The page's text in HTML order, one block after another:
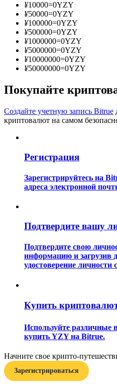
Наслаждайтесь
за копи-трейдинг
Информация
Гид
Руководство для
Торговые стратегии
¥10000=0YZY
¥50000=0YZY
¥100000=0YZY
¥500000=0YZY
¥1000000=0YZY
¥5000000=0YZY
¥10000000=0YZY
¥50000000=0YZY
Покупайте
Создайте учетную запись Bitrue
криптовалют на самом
Регистрация
Зарегистрируйтесь на
адреса электронной
Подтвердите вашу
Подтвердите свою
информацию и загрузив
удостоверение личности
Купить
Используйте
купить YZY на Bitrue.
Начните свое крипто-
Зарегистрироваться